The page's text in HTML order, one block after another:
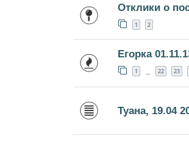
Отклики о
1 2
Егорка
1 22 23
Туана, 19.04